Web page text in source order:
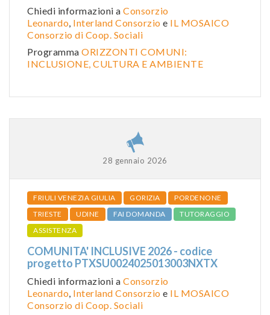
Chiedi informazioni a Consorzio
Leonardo, Interland Consorzio e IL MOSAICO
Consorzio di Coop. Sociali
Programma ORIZZONTI COMUNI:
INCLUSIONE, CULTURA E AMBIENTE
28 gennaio 2026
FRIULI VENEZIA GIULIA GORIZIA
PORDENONE
TRIESTE
UDINE FAI DOMANDA
TUTORAGGIO
ASSISTENZA
COMUNITA' INCLUSIVE 2026 - codice
progetto PTXSU0024025013003NXTX
Chiedi informazioni a Consorzio
Leonardo, Interland Consorzio e IL MOSAICO
Consorzio di Coop. Sociali